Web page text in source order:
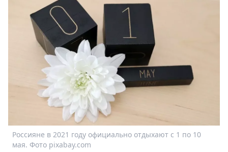
О
Metro
Стримы
Спецпроекты
Звезды
Выборы
2026
Скачай
Metro
Россияне в 2021 году официально отдыхают с 1 по 10
мая. Фото pixabay.com